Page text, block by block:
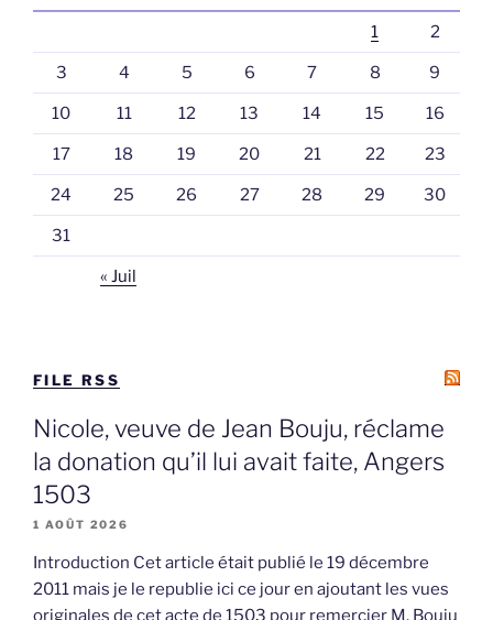
1 2
3 4 5 6 7 8 9
10 11 12 13 14 15 16
17 18 19 20 21 22 23
24 25 26 27 28 29 30
31
« Juil
FILE RSS
Nicole, veuve de Jean Bouju, réclame
la donation qu’il lui avait faite, Angers
1503
1 AOÛT 2026
Introduction Cet article était publié le 19 décembre
2011 mais je le republie ici ce jour en ajoutant les vues
originales de cet acte de 1503 pour remercier M. Bouju